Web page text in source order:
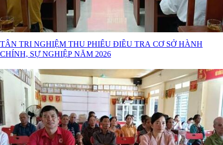
TÂN TRI NGHIỆM THU PHIẾU ĐIỀU TRA CƠ SỞ HÀNH
CHÍNH, SỰ NGHIỆP NĂM 2026